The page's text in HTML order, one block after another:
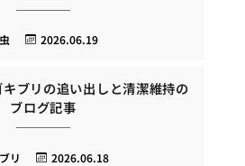
2026.06.19
ブリの追い出しと清潔維持の
ブログ記事
2026.06.18
リ